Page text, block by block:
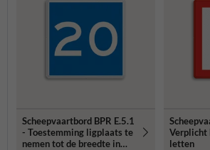
Scheepvaartbord BPR E.5.1
- Toestemming ligplaats te
nemen tot de breedte in
Verplicht
letten